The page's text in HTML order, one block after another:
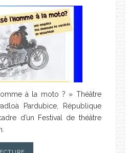
à la moto ? » Théâtre
Pardubice, République
d’un Festival de théâtre